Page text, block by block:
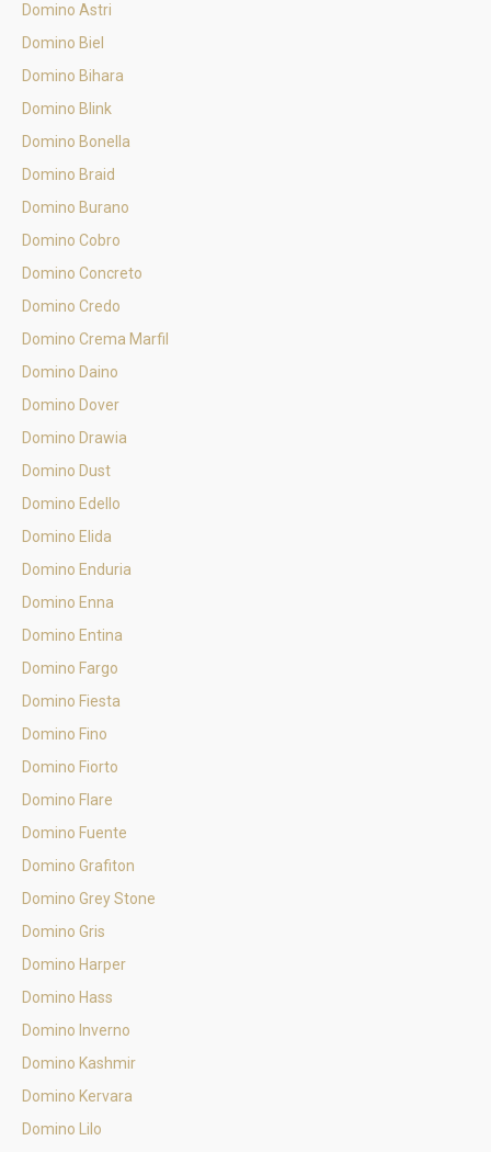
Domino Astri
Domino Biel
Domino Bihara
Domino Blink
Domino Bonella
Domino Braid
Domino Burano
Domino Cobro
Domino Concreto
Domino Credo
Domino Crema Marfil
Domino Daino
Domino Dover
Domino Drawia
Domino Dust
Domino Edello
Domino Elida
Domino Enduria
Domino Enna
Domino Entina
Domino Fargo
Domino Fiesta
Domino Fino
Domino Fiorto
Domino Flare
Domino Fuente
Domino Grafiton
Domino Grey Stone
Domino Gris
Domino Harper
Domino Hass
Domino Inverno
Domino Kashmir
Domino Kervara
Domino Lilo